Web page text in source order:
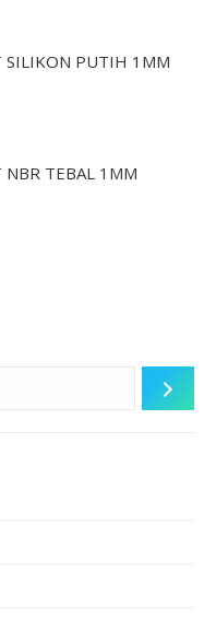
SILIKON PUTIH 1MM
NBR TEBAL 1MM